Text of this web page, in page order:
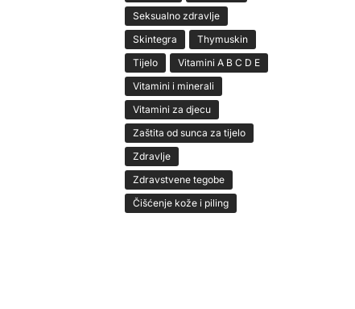
Seksualno zdravlje
Skintegra
Thymuskin
Tijelo
Vitamini A B C D E
Vitamini i minerali
Vitamini za djecu
Zaštita od sunca za tijelo
Zdravlje
Zdravstvene tegobe
Čišćenje kože i piling